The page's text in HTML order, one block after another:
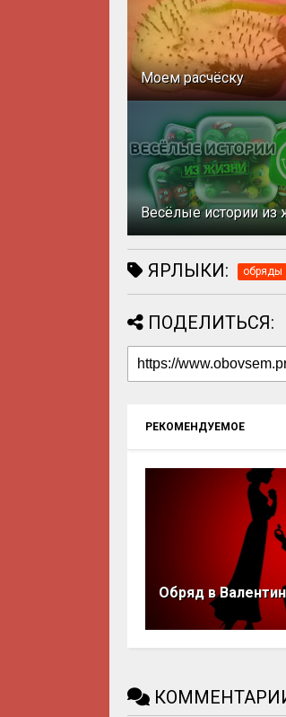
Моем расчёску
Весёлые истории из
ЯРЛЫКИ: обряды
ПОДЕЛИТЬСЯ:
РЕКОМЕНДУЕМОЕ
Обряд в